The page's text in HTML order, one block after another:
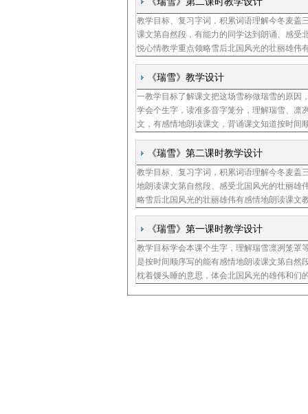
教学目标、复习字词，积累词语理解今冬麦盖
课文第自然段，有能力的同学达到朗诵、感受
悦心情教学重点领略雪后北国风光的壮丽雄伟
三层被，来年枕着馒头睡的含义教学准备教学
学们，上
《瑞雪》教学设计
一教学目标了解课文把这场雪称做瑞雪的原因
学会个生字，读准多音字笼分，理解瑞雪、凛
文，有感情地朗读课文，背诵课文知道按时间
下雪的过程二教学重点难点重点按要求默读课
麦盖三层被
《瑞雪》第二课时教学设计
教学目标、复习字词，积累词语理解今冬麦盖
地朗读课文第自然段、感受北国风光的壮丽雄
略雪后北国风光的壮丽雄伟有感情地朗读课文
馒头睡的含义教学准备挂图、投影、小黑板等
思写词语
《瑞雪》第一课时教学设计
教学目标学会本课个生字，理解瑞雪凛冽笼罩
是按时间顺序写的能有感情地朗读课文第自然
枕着馒头睡的意思，体会北国风光的雄伟和们